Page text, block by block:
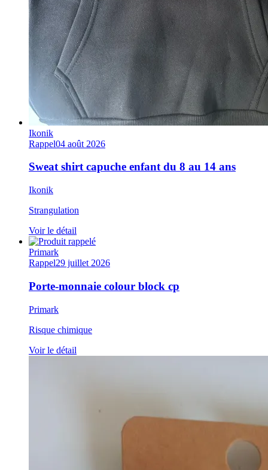
Ikonik
Rappel04 août 2026
Sweat shirt capuche enfant du 8 au 14 ans
Ikonik
Strangulation
Voir le détail
Primark
Rappel29 juillet 2026
Porte-monnaie colour block cp
Primark
Risque chimique
Voir le détail